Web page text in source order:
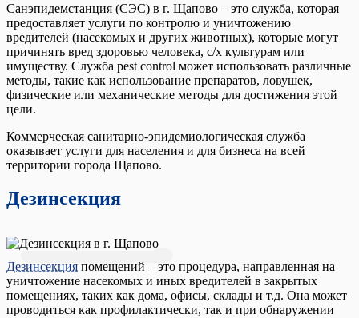
Санэпидемстанция (СЭС) в г. Щапово – это служба, которая
предоставляет услуги по контролю и уничтожению
вредителей (насекомых и других животных), которые могут
причинять вред здоровью человека, с/х культурам или
имуществу. Служба pest control может использовать различные
методы, такие как использование препаратов, ловушек,
физические или механические методы для достижения этой
цели.
Коммерческая санитарно-эпидемиологическая служба
оказывает услуги для населения и для бизнеса на всей
территории города Щапово.
Дезинсекция
Дезинсекция помещений – это процедура, направленная на
уничтожение насекомых и иных вредителей в закрытых
помещениях, таких как дома, офисы, склады и т.д. Она может
проводиться как профилактически, так и при обнаружении